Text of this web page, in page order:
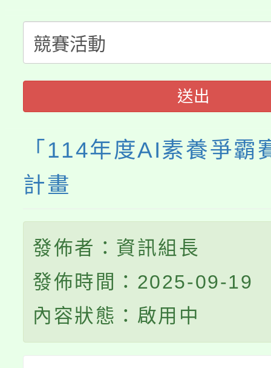
視費優惠，中低收入戶
半價優惠，詳情可洽有
者。
份教師增能研習
大溪自造教育及科技中
份教師研習
淨零綠生活教案入校路
會
送出
「114年度AI素養爭霸
計畫
發佈者：資訊組長
發佈時間：2025-09-19
內容狀態：啟用中